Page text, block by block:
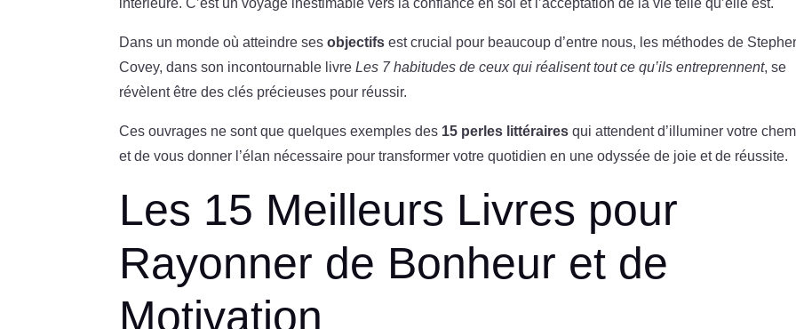
Dans un monde où atteindre sesobjectifs est crucial pour beaucoup d’entre nous, les méthodes de
Covey, dans son incontournable livreLes 7 habitudes de ceux qui réalisent tout ce qu’ils entreprennent, se
révèlent être des clés précieuses pour réussir.
Ces ouvrages ne sont que quelques exemples des 15 perles littéraires qui attendent d’illuminer votre
et de vous donner l’élan nécessaire pour transformer votre quotidien en une odyssée de joie et de réussite.
Les 15 Meilleurs Livres pour
Rayonner de Bonheur et de
Motivation